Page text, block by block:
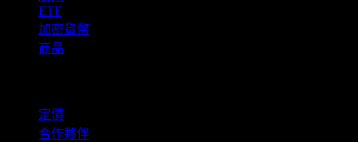
ETF
加密貨幣
商品
定價
合作夥伴